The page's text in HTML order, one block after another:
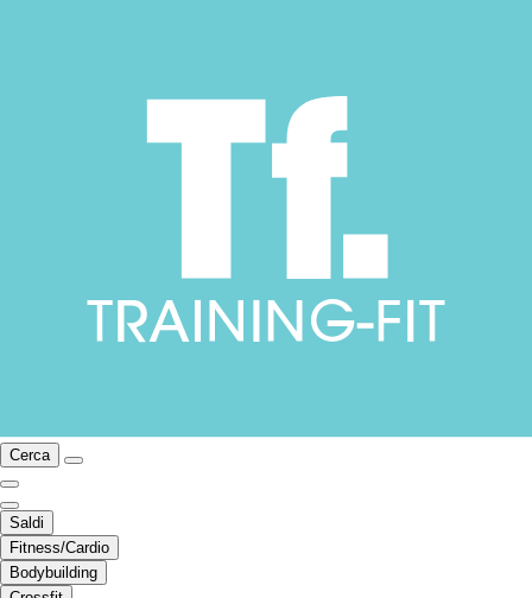
Cerca
Saldi
Fitness/Cardio
Bodybuilding